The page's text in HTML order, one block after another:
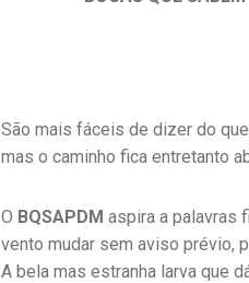
São mais fáceis de dizer do
mas o caminho fica entretanto
O BQSAPDM aspira a palavras
vento mudar sem aviso prévio,
A bela mas estranha larva que